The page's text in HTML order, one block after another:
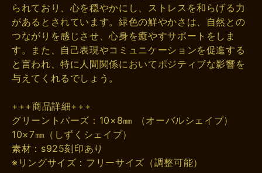
られており、心を穏やかにし、ストレスを和らげる力
があるとされています。緑色の鮮やかさは、自然との
つながりを感じさせ、心身を癒やすサポートをしま
す。また、自己表現やコミュニケーションを促進する
と言われ、特に人間関係においてポジティブな影響を
与えてくれるでしょう。
+++商品詳細+++
グリーントパーズ：10×8㎜ （オーバルシェイプ）
10×7㎜（しずくシェイプ）
素材：s925刻印あり
※リングサイズ：フリーサイズ（調整可能）